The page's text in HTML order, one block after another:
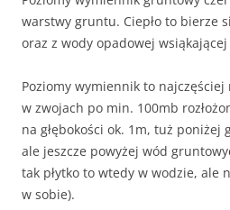
warstwy gruntu. Ciepło to bierze
oraz z wody opadowej wsiąkającej
Poziomy wymiennik to najczęściej
w zwojach po min. 100mb
na głębokości ok. 1m, tuż poniżej
ale jeszcze powyżej wód
tak płytko to wtedy w wodzie, ale
w sobie).